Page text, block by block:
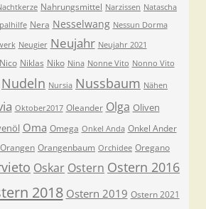
Nahrungsmittel Narzissen Natascha
Nera Nesselwang Nessun Dorma
Neugier Neujahr Neujahr 2021
Nico Niklas Niko Nina Nonne Vito Nonno Vito
Nudeln Nursia Nussbaum Nähen
Oktober2017 Oleander Olga Oliven
Oma Omega Onkel Anda Onkel Ander
Orangen Orangenbaum Orchidee Oregano
Oskar Ostern Ostern 2016
2018 Ostern 2019 Ostern 2021